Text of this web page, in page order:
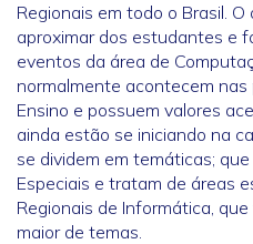
Regionais em todo o Brasil.
aproximar dos estudantes e
eventos da área de
normalmente acontecem
Ensino e possuem valores
ainda estão se iniciando na
se dividem em temáticas;
Especiais e tratam de áreas
Regionais de Informática,
maior de temas.